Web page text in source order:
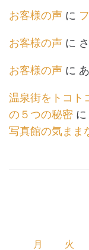
お客様の声 に
お客様の声 に
お客様の声 に
温泉街をトコト
の５つの秘密 に
写真館の気まま
月 火